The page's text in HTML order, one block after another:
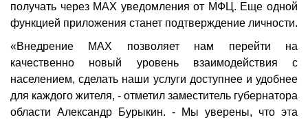
получать через MAX уведомления от МФЦ. Еще одной
функцией приложения станет подтверждение личности.
«Внедрение MAX позволяет нам перейти на
качественно новый уровень взаимодействия с
населением, сделать наши услуги доступнее и удобнее
для каждого жителя, - отметил заместитель губернатора
области Александр Бурыкин. - Мы уверены, что эта